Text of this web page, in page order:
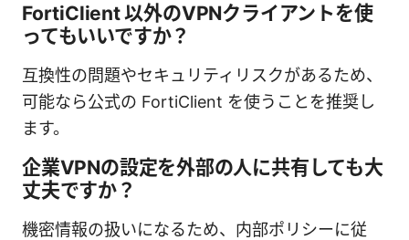
FortiClient 以外のVPNクライアントを使
ってもいいですか？
互換性の問題やセキュリティリスクがあるため、
可能なら公式の FortiClient を使うことを推奨し
ます。
企業VPNの設定を外部の人に共有しても大
丈夫ですか？
機密情報の扱いになるため、内部ポリシーに従